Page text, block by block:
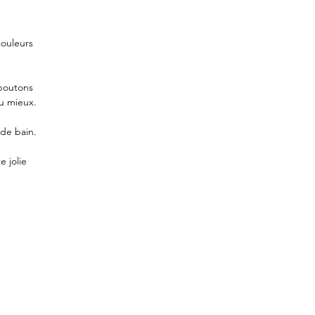
mieux.
bain.
jolie